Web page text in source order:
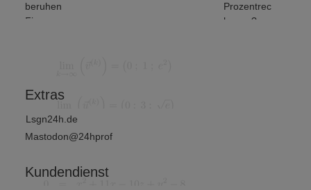
beruhen
Finanz-
Prozentrec
hnung?
Extras
Lsgn24h.de
Mastodon@24hprof
Kundendienst